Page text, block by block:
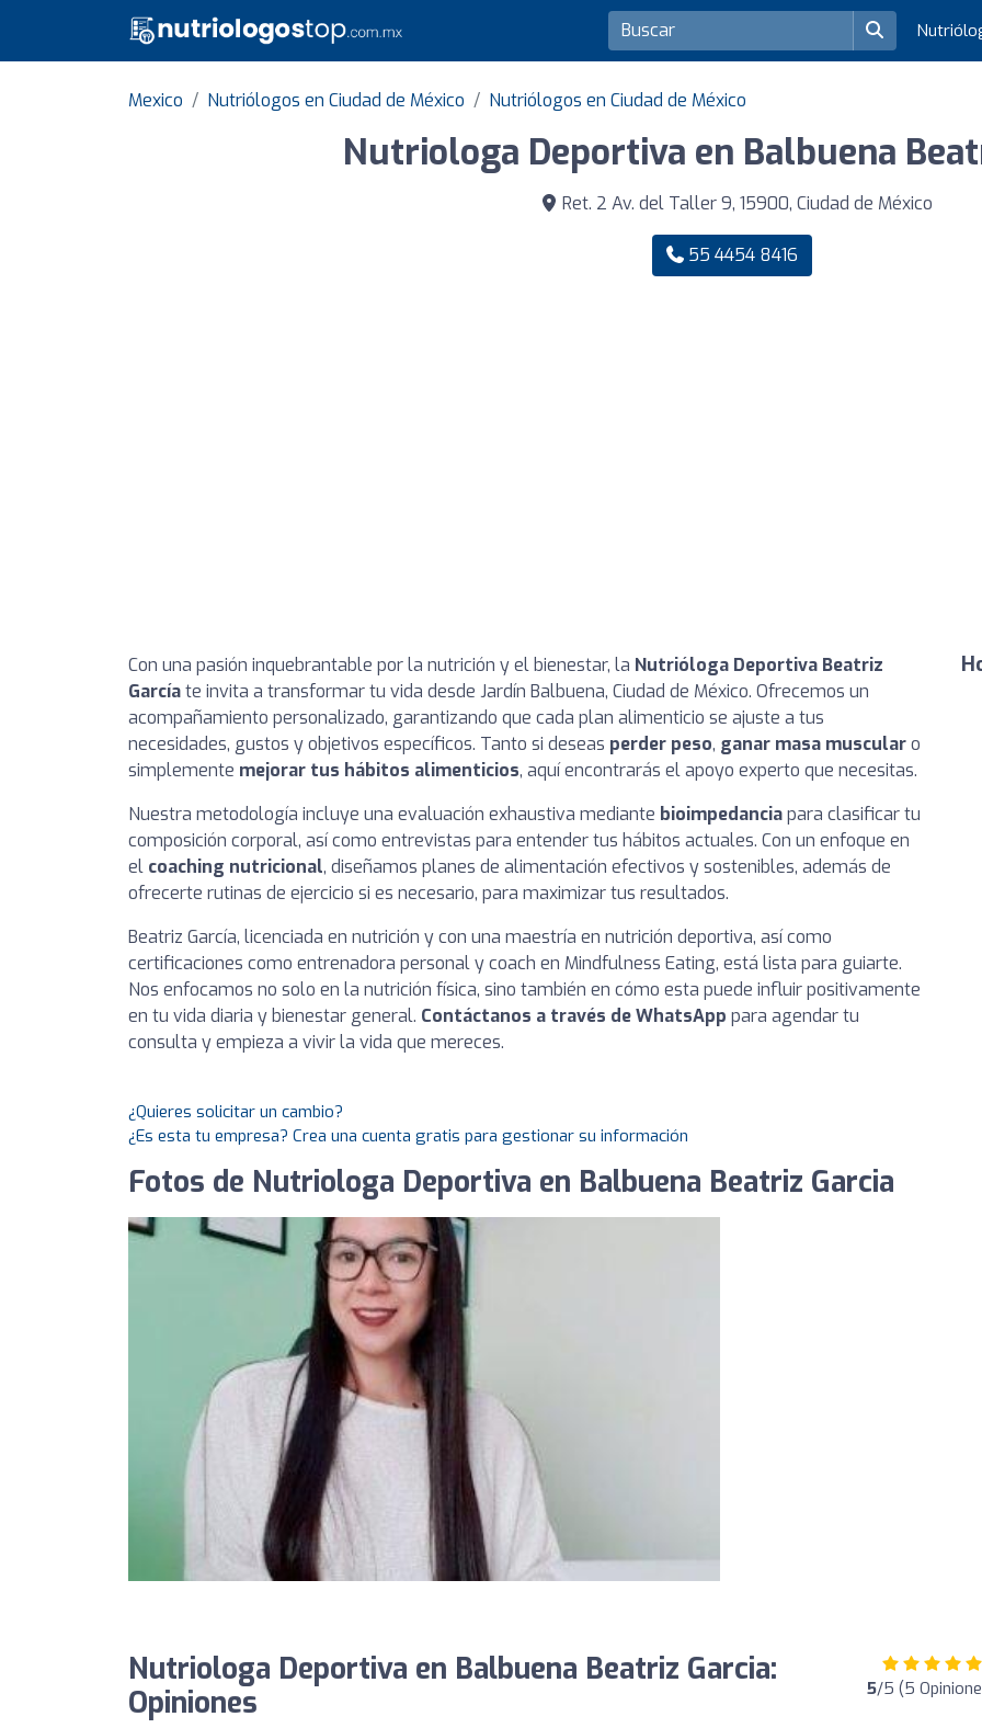
Mexico Nutriólogos en Ciudad de México Nutriólogos en Ciudad de México
Nutriologa Deportiva en Balbuena
Ret. 2 Av. del Taller 9, 15900, Ciudad de México
55 4454 8416
Con una pasión inquebrantable por la nutrición y el bienestar, la Nutrióloga Deportiva Beatriz
Garcíate invita a transformar tu vida desde Jardín Balbuena, Ciudad de México. Ofrecemos un
acompañamiento personalizado, garantizando que cada plan alimenticio se ajuste a tus
necesidades, gustos y objetivos específicos. Tanto si deseas perder peso, ganar masa muscularo
simplemente mejorar tus hábitos alimenticios, aquí encontrarás el apoyo experto que necesitas.
Nuestra metodología incluye una evaluación exhaustiva mediante bioimpedanciapara clasificar tu
composición corporal, así como entrevistas para entender tus hábitos actuales. Con un enfoque en
el coaching nutricional, diseñamos planes de alimentación efectivos y sostenibles, además de
ofrecerte rutinas de ejercicio si es necesario, para maximizar tus resultados.
Beatriz García, licenciada en nutrición y con una maestría en nutrición deportiva, así como
certificaciones como entrenadora personal y coach en Mindfulness Eating, está lista para guiarte.
Nos enfocamos no solo en la nutrición física, sino también en cómo esta puede influir positivamente
en tu vida diaria y bienestar general. Contáctanos a través de WhatsApp para agendar tu
consulta y empieza a vivir la vida que mereces.
¿Quieres solicitar un cambio?
¿Es esta tu empresa? Crea una cuenta gratis para gestionar su información
Fotos de Nutriologa Deportiva en Balbuena Beatriz Garcia
Nutriologa Deportiva en Balbuena Beatriz Garcia:
Opiniones
5/5 (5